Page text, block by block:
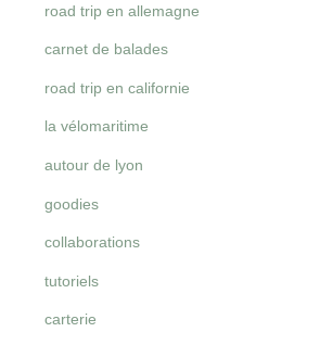
road trip en allemagne
carnet de balades
road trip en californie
la vélomaritime
autour de lyon
goodies
collaborations
tutoriels
carterie